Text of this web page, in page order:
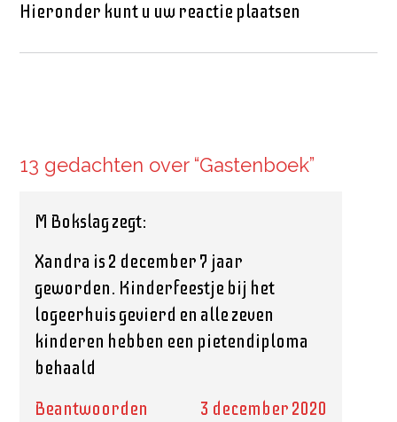
Hieronder kunt u uw reactie plaatsen
13 gedachten over “Gastenboek”
M Bokslagzegt:
Xandra is 2 december 7 jaar
geworden. Kinderfeestje bij het
logeerhuis gevierd en alle zeven
kinderen hebben een pietendiploma
behaald
Beantwoorden
3 december 2020